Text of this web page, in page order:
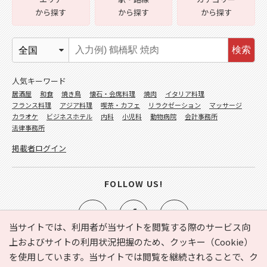
当サイトでは、利用者が当サイトを閲覧する際のサービス向
上およびサイトの利用状況把握のため、クッキー（Cookie）
を使用しています。当サイトでは閲覧を継続されることで、ク
e-NAVITA（イーナビタ）とは？ お気に入り ヘルプ
から探す
から探す
から探す
検索
人気キーワード
居酒屋 和食 焼き鳥 懐石・会席料理 焼肉
イタリア料理
フランス料理
アジア料理 喫茶・カフェ リラクゼーション
マッサージ
カラオケ
ビジネスホテル 内科 小児科 動物病院
会計事務所
法律事務所
掲載者ログイン
FOLLOW US!